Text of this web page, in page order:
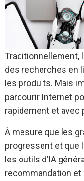
des recherches en
les produits. Mais
parcourir Internet
rapidement et avec
À mesure que les
progressent et que
les outils d’IA
recommandation et